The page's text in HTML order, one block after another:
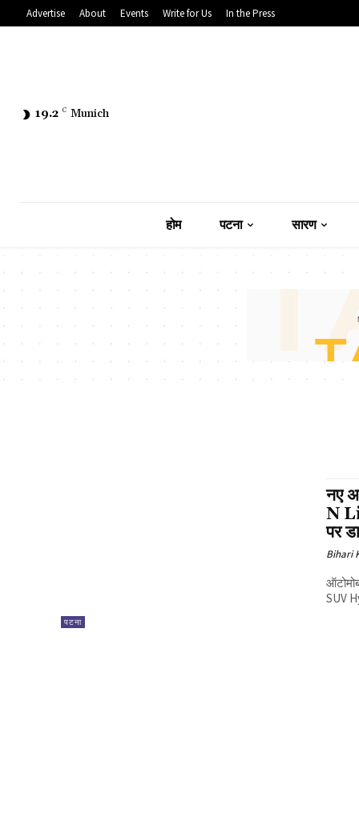
Advertise About Events Write for Us In the Press
19.2 C Munich
होम पटना सारण
पटना
नए
N
पर
Bihari
SUV